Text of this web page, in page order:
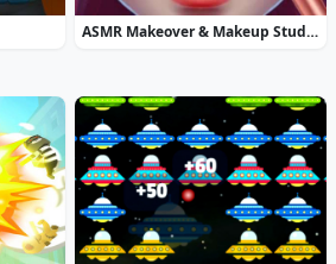
ASMR Makeover & Makeup Studio